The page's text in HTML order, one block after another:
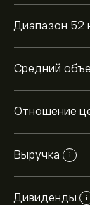
Диапазон 52
Средний
Отношение
Выручка i
Дивиденды i